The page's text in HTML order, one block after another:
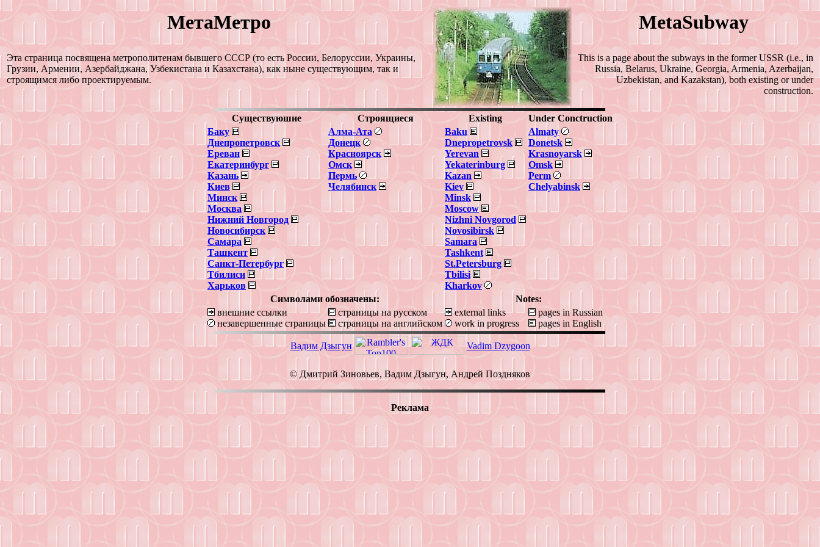
МетаМетро MetaSubway
Эта страница посвящена метрополитенам бывшего СССР (то есть России, Белоруссии, Украины,
Грузии, Армении, Азербайджана, Узбекистана и Казахстана), как ныне существующим, так и
строящимся либо проектируемым.
This is a page about the subways in the former USSR (i.e., in
Russia, Belarus, Ukraine, Georgia, Armenia, Azerbaijan,
Uzbekistan, and Kazakstan), both existing or under
construction.
Существуюшие Строящиеся Existing
Under Conctruction
Баку
Днепропетровск
Ереван
Екатеринбург
Казань
Киев
Минск
Москва
Нижний Новгород
Новосибирск
Самара
Ташкент
Санкт-Петербург
Тбилиси
Харьков
Алма-Ата
Донецк
Красноярск
Омск
Пермь
Челябинск
Baku
Dnepropetrovsk
Yerevan
Yekaterinburg
Kazan
Kiev
Minsk
Moscow
Nizhni Novgorod
Novosibirsk
Samara
Tashkent
St.Petersburg
Tbilisi
Kharkov
Almaty
Donetsk
Krasnoyarsk
Omsk
Perm
Chelyabinsk
Символами обозначены:
Notes:
внешние ссылки
незавершенные страницы
страницы на русском
страницы на английском
external links
work in progress
pages in Russian
pages in English
Вадим Дзыгун Vadim Dzygoon
© Дмитрий Зиновьев, Вадим Дзыгун, Андрей Поздняков
Реклама